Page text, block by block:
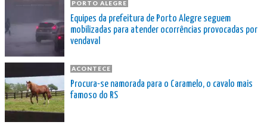
PORTO ALEGRE
Equipes da prefeitura de Porto Alegre seguem
mobilizadas para atender ocorrências provocadas por
vendaval
ACONTECE
Procura-se namorada para o Caramelo, o cavalo mais
famoso do RS